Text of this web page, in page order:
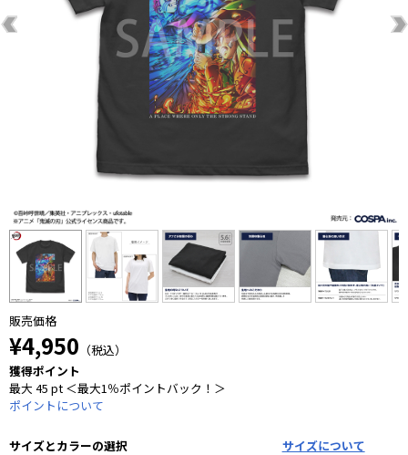
販売価格
¥4,950 （税込）
獲得ポイント
最大 45 pt ＜最大1％ポイントバック！＞
ポイントについて
サイズとカラーの選択 サイズについて